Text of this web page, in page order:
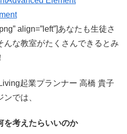
align=”left”]あなたも生徒さ
んな教室がたくさんできるとみ
起業プランナー 高橋 貴子
では、
を考えたらいいのか